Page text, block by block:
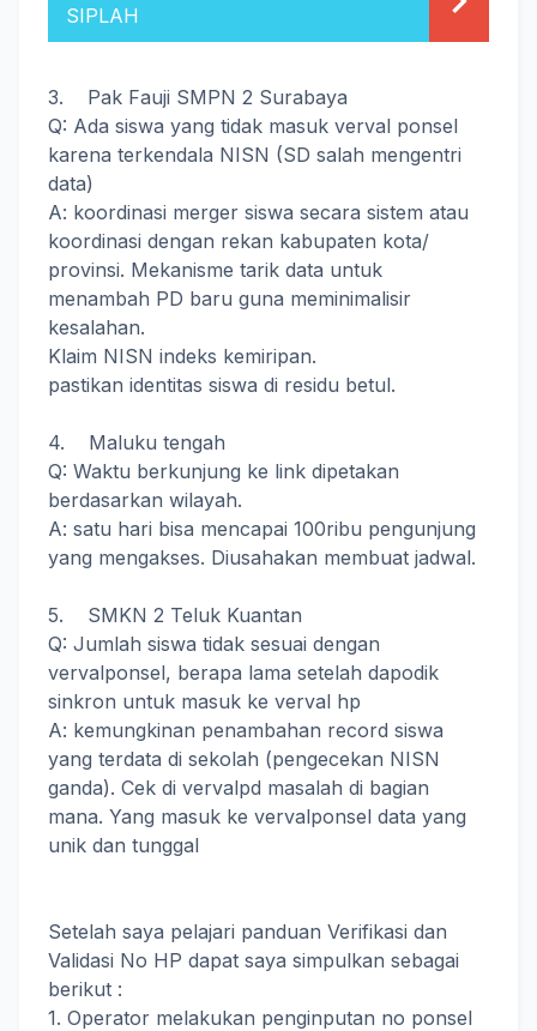
SIPLAH
3. Pak Fauji SMPN 2 Surabaya
Q: Ada siswa yang tidak masuk verval ponsel
karena terkendala NISN (SD salah mengentri
data)
A: koordinasi merger siswa secara sistem atau
koordinasi dengan rekan kabupaten kota/
provinsi. Mekanisme tarik data untuk
menambah PD baru guna meminimalisir
kesalahan.
Klaim NISN indeks kemiripan.
pastikan identitas siswa di residu betul.
4. Maluku tengah
Q: Waktu berkunjung ke link dipetakan
berdasarkan wilayah.
A: satu hari bisa mencapai 100ribu pengunjung
yang mengakses. Diusahakan membuat jadwal.
5. SMKN 2 Teluk Kuantan
Q: Jumlah siswa tidak sesuai dengan
vervalponsel, berapa lama setelah dapodik
sinkron untuk masuk ke verval hp
A: kemungkinan penambahan record siswa
yang terdata di sekolah (pengecekan NISN
ganda). Cek di vervalpd masalah di bagian
mana. Yang masuk ke vervalponsel data yang
unik dan tunggal
Setelah saya pelajari panduan Verifikasi dan
Validasi No HP dapat saya simpulkan sebagai
berikut :
1. Operator melakukan penginputan no ponsel